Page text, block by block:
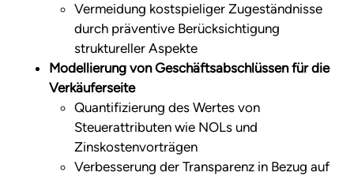
Vermeidung kostspieliger Zugeständnisse
durch präventive Berücksichtigung
struktureller Aspekte
Modellierung von Geschäftsabschlüssen für die
Verkäuferseite
Quantifizierung des Wertes von
Steuerattributen wie NOLs und
Zinskostenvorträgen
Verbesserung der Transparenz in Bezug auf